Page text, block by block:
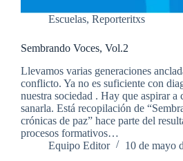
Escuelas, Reporteritxs
Sembrando Voces, Vol.2
Llevamos varias generaciones
conflicto. Ya no es suficiente con
nuestra sociedad . Hay que aspirar a
sanarla. Está recopilación de
crónicas de paz” hace parte del
procesos formativos…
Equipo Editor
10 de mayo